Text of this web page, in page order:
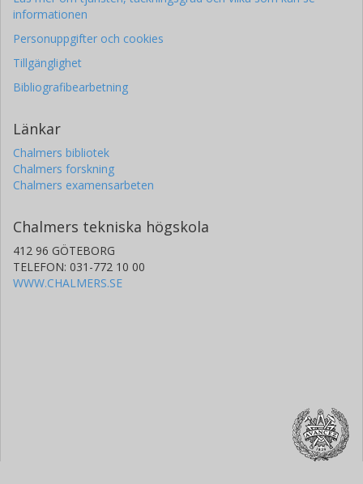
informationen
Personuppgifter och cookies
Tillgänglighet
Bibliografibearbetning
Länkar
Chalmers bibliotek
Chalmers forskning
Chalmers examensarbeten
Chalmers tekniska högskola
412 96 GÖTEBORG
TELEFON: 031-772 10 00
WWW.CHALMERS.SE